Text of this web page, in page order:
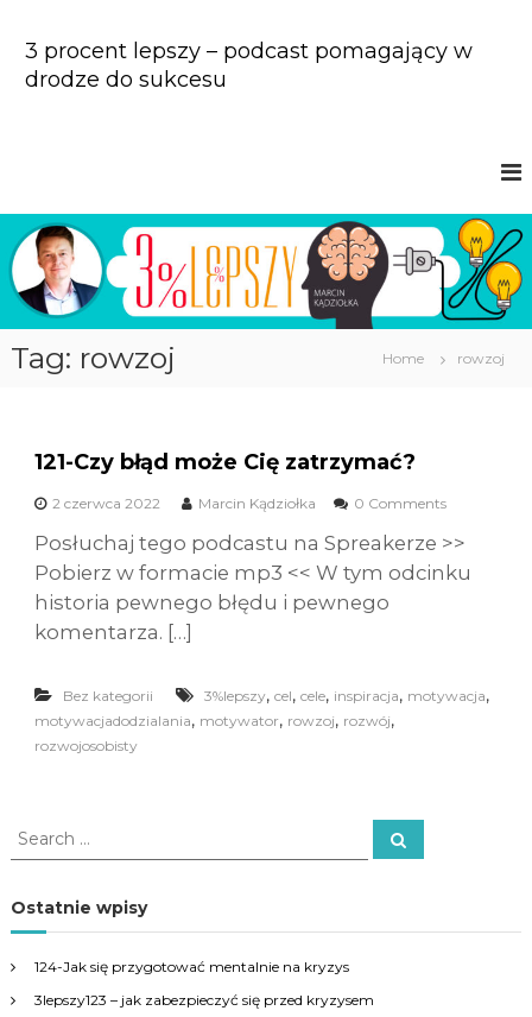
n
e
n
3 procent lepszy – podcast pomagający w
drodze do sukcesu
Tag: rowzoj Home rowzoj
121-Czy błąd może Cię zatrzymać?
2 czerwca 2022 Marcin Kądziołka 0 Comments
Posłuchaj tego podcastu na Spreakerze >>
Pobierz w formacie mp3 << W tym odcinku
historia pewnego błędu i pewnego
komentarza. […]
Bez kategorii 3%lepszy, cel, cele, inspiracja, motywacja,
motywacjadodzialania, motywator, rowzoj, rozwój,
rozwojosobisty
S
e
r
c
o
S
e
Ostatnie wpisy
124-Jak się przygotować mentalnie na kryzys
3lepszy123 – jak zabezpieczyć się przed kryzysem